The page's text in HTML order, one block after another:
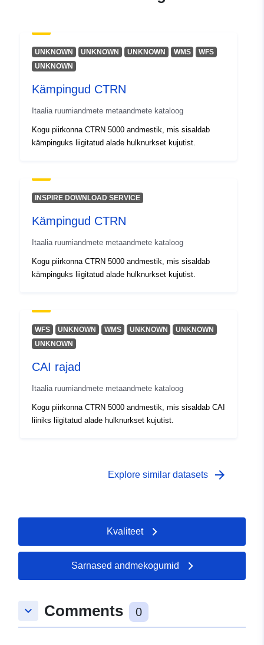
Koordinaadid:
], [ 12.32, 46.66 ] ]
Identifikaatorid: r_friuve:m7781-cc-i9377
m7781-cc-i9377
UNKNOWN UNKNOWN UNKNOWN WMS
WFS
UNKNOWN
Kämpingud CTRN
Itaalia ruumiandmete metaandmete kataloog
Kogu piirkonna CTRN 5000 andmestik, mis sisaldab
kämpinguks liigitatud alade hulknurkset kujutist.
INSPIRE DOWNLOAD SERVICE
Kämpingud CTRN
Itaalia ruumiandmete metaandmete kataloog
Kogu piirkonna CTRN 5000 andmestik, mis sisaldab
kämpinguks liigitatud alade hulknurkset kujutist.
WFS UNKNOWN WMS UNKNOWN
UNKNOWN
UNKNOWN
CAI rajad
Itaalia ruumiandmete metaandmete kataloog
Kogu piirkonna CTRN 5000 andmestik, mis sisaldab CAI
liiniks liigitatud alade hulknurkset kujutist.
Explore similar datasets arrow_forward
Kvaliteet
Sarnased andmekogumid
keyboard_arrow_down Comments 0